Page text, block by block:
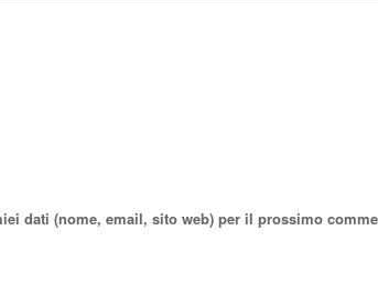
dati (nome, email, sito web) per il prossimo